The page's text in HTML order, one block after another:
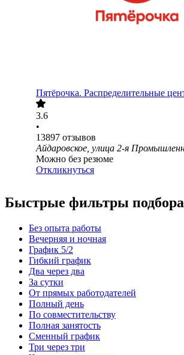
Пятёрочка. Распределительные
3.6
•
13897 отзывов
Айдаровское, улица 2-я
Можно без резюме
Откликнуться
Быстрые фильтры
Без опыта работы
Вечерняя и ночная
График 5/2
Гибкий график
Два через два
За сутки
От прямых работодателей
Полный день
По совместительству
Полная занятость
Сменный график
Три через три